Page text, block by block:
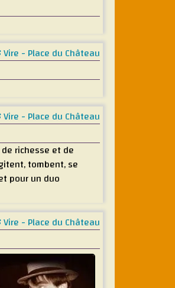
Vire - Place du Château
Vire - Place du Château
richesse et de
tombent, se
pour un duo
Vire - Place du Château